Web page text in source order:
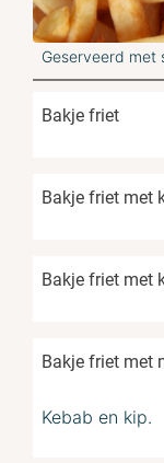
Geserveerd met
Bakje friet
Bakje friet met
Bakje friet met
Bakje friet met
Kebab en kip.